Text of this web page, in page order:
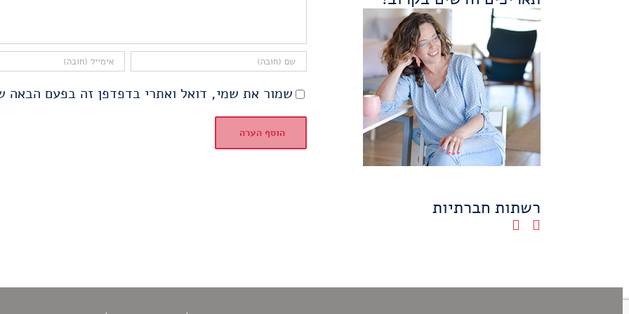
שמור את שמי, דואל ואתרי בדפדפן זה בפעם הבאה
רשתות חברתיות